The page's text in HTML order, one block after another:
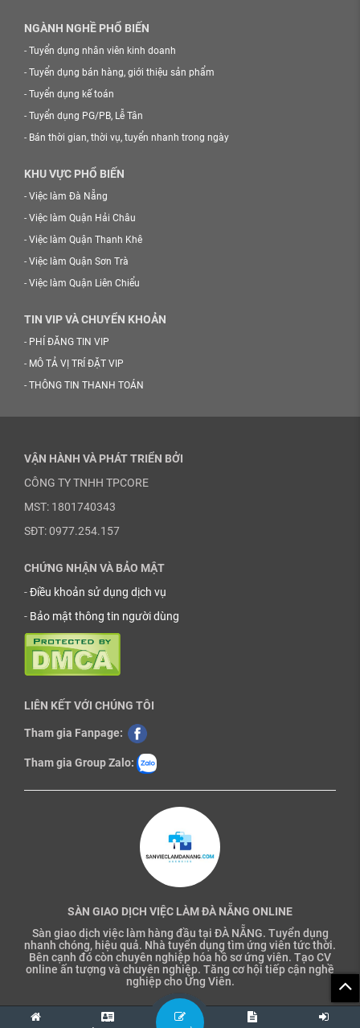
NGÀNH NGHỀ PHỔ BIẾN
- Tuyển dụng nhân viên kinh doanh
- Tuyển dụng bán hàng, giới thiệu sản phẩm
- Tuyển dụng kế toán
- Tuyển dụng PG/PB, Lễ Tân
- Bán thời gian, thời vụ, tuyển nhanh trong ngày
KHU VỰC PHỔ BIẾN
- Việc làm Đà Nẵng
- Việc làm Quận Hải Châu
- Việc làm Quận Thanh Khê
- Việc làm Quận Sơn Trà
- Việc làm Quận Liên Chiểu
TIN VIP VÀ CHUYỂN KHOẢN
- PHÍ ĐĂNG TIN VIP
- MÔ TẢ VỊ TRÍ ĐẶT VIP
- THÔNG TIN THANH TOÁN
VẬN HÀNH VÀ PHÁT TRIỂN BỞI
CÔNG TY TNHH TPCORE
MST: 1801740343
SĐT: 0977.254.157
CHỨNG NHẬN VÀ BẢO MẬT
-Điều khoản sử dụng dịch vụ
- Bảo mật thông tin người dùng
LIÊN KẾT VỚI CHÚNG TÔI
Tham gia Fanpage:
Tham gia Group Zalo:
SÀN GIAO DỊCH VIỆC LÀM ĐÀ NẴNG ONLINE
Sàn giao dịch việc làm hàng đầu tại ĐÀ NẴNG. Tuyển dụng
nhanh chóng, hiệu quả. Nhà tuyển dụng tìm ứng viên tức thời.
Bên cạnh đó còn chuyên nghiệp hóa hồ sơ ứng viên. Tạo CV
online ấn tượng và chuyên nghiệp. Tăng cơ hội tiếp cận nghề
nghiệp cho Ứng Viên.